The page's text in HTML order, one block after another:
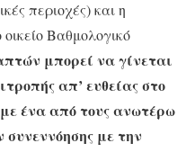
περιοχές) και η
Βαθμολογικό
μπορεί να γίνεται
απ’ ευθείας στο
ένα από τους ανωτέρω
με την